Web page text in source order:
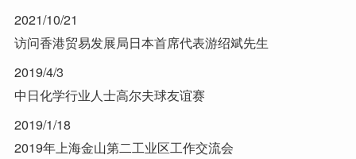
2021/10/21
访问香港贸易发展局日本首席代表游绍斌先生
2019/4/3
中日化学行业人士高尔夫球友谊赛
2019/1/18
2019年上海金山第二工业区工作交流会